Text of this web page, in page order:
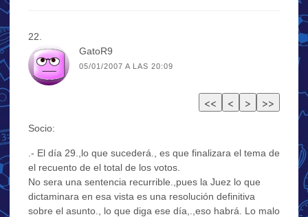
GatoR9
05/01/2007 A LAS 20:09
Socio:
.- El día 29.,lo que sucederá., es que finalizara el tema de
el recuento de el total de los votos.
No sera una sentencia recurrible.,pues la Juez lo que
dictaminara en esa vista es una resolución definitiva
sobre el asunto., lo que diga ese día,.,eso habrá. Lo malo